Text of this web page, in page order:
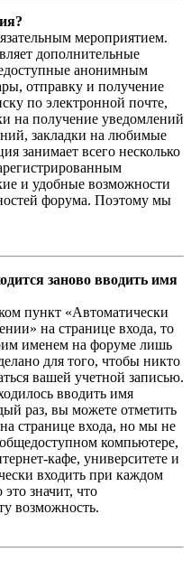
мероприятием.
дополнительные
анонимным
отправку и получение
по электронной почте,
на получение уведомлений
закладки на любимые
занимает всего несколько
и удобные возможности
форума. Поэтому мы
заново вводить имя
пункт «Автоматически
на странице входа, то
именем на форуме лишь
для того, чтобы никто
вашей учетной записью.
вводить имя
раз, вы можете отметить
странице входа, но мы не
компьютере,
кафе, университете и
входить при каждом
значит, что
возможность.